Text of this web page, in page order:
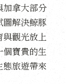
加拿大部分
圖解決鯨豚
觀光放上
寶貴的生
態旅遊帶來